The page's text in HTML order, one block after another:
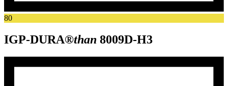
80
IGP-DURA®than 8009D-H3